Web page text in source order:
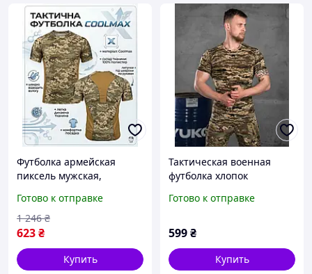
Футболка армейская
пиксель мужская,
влагоотводящая,
армейская футболка
пиксель L Ne2kx
Готово к отправке
623₴
1 246 ₴
Купить
Тактическая военная
футболка хлопок
боевая футболка пиксель
Готово к отправке
599₴
Купить